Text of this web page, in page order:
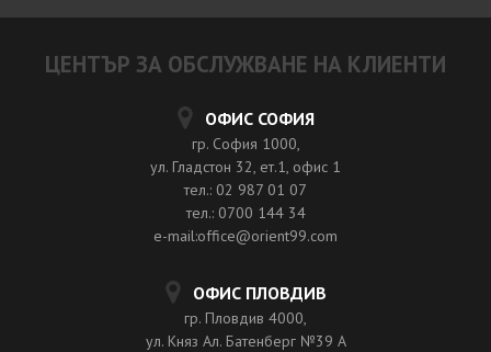
ЦЕНТЪР ЗА ОБСЛУЖВАНЕ НА КЛИЕНТИ
ОФИС СОФИЯ
гр. София 1000,
ул. Гладстон 32, ет.1, офис 1
тел.: 02 987 01 07
тел.: 0700 144 34
e-mail:office@orient99.com
ОФИС ПЛОВДИВ
гр. Пловдив 4000,
ул. Княз Ал. Батенберг №39 A